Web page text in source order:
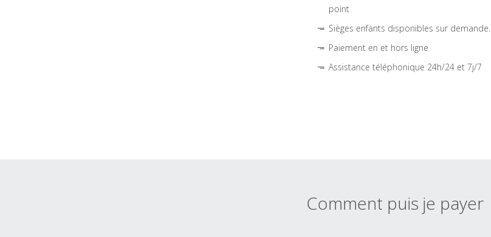
point
Sièges enfants disponibles sur demande.
Paiement en et hors ligne
Assistance téléphonique 24h/24 et 7j/7
Comment puis je payer